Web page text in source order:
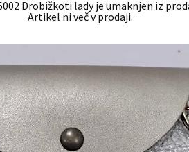
Drobižkoti lady je umaknjen iz
Artikel ni več v prodaji.